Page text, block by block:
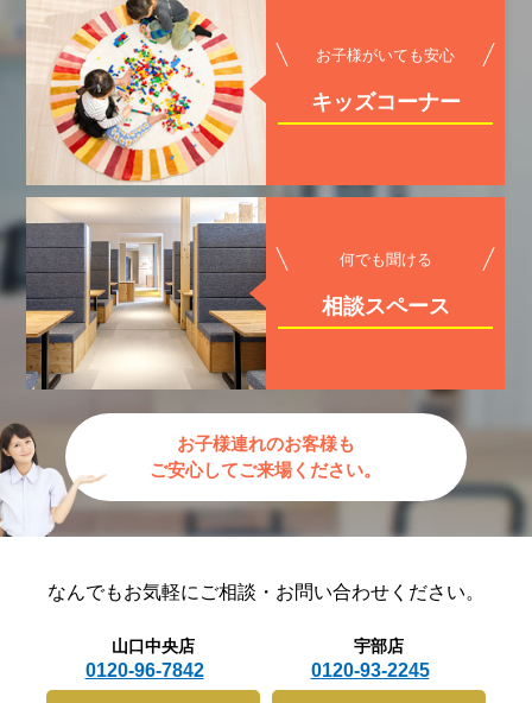
お子様がいても安心
キッズコーナー
何でも聞ける
相談スペース
お子様連れのお客様も
ご安心してご来場ください。
なんでもお気軽に ご相談・お問い合わせください。
山口中央店
0120-96-7842
宇部店
0120-93-2245